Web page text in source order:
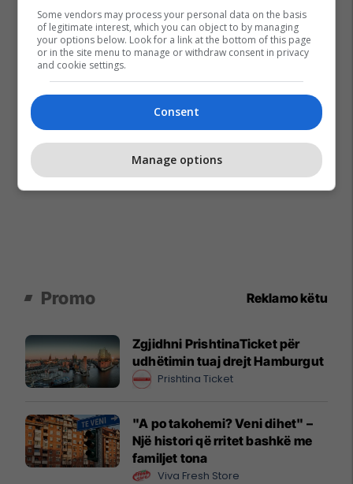
Promo Reklamo këtu
Zgjidhni PrishtinaTicket për
udhëtimin tuaj drejt Hamburgut
Prishtina Ticket
"A po takohemi? Veni dihet" –
Një histori që rritet bashkë me
familjet tona
Viva Fresh Store
Some vendors may process your personal data on the basis
of legitimate interest, which you can object to by managing
your options below. Look for a link at the bottom of this page
or in the site menu to manage or withdraw consent in privacy
and cookie settings.
Consent
Manage options